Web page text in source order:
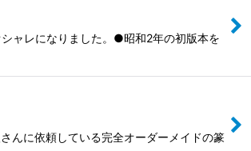
ャレになりました。●昭和2年の初版本を
に依頼している完全オーダーメイドの篆